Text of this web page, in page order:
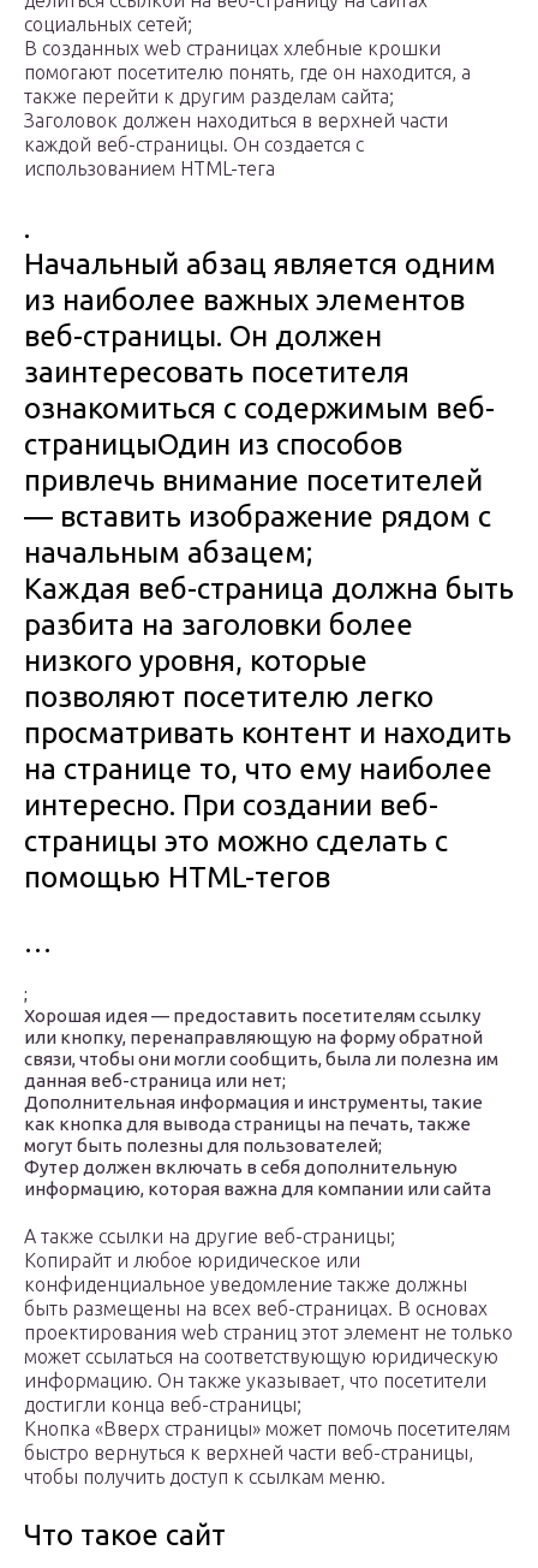
социальных сетей;
В созданных web страницах хлебные крошки
помогают посетителю понять, где он находится, а
также перейти к другим разделам сайта;
Заголовок должен находиться в верхней части
каждой веб-страницы. Он создается с
использованием HTML-тега
.
Начальный абзац является одним
из наиболее важных элементов
веб-страницы. Он должен
заинтересовать посетителя
ознакомиться с содержимым веб-
страницыОдин из способов
привлечь внимание посетителей
— вставить изображение рядом с
начальным абзацем;
Каждая веб-страница должна быть
разбита на заголовки более
низкого уровня, которые
позволяют посетителю легко
просматривать контент и находить
на странице то, что ему наиболее
интересно. При создании веб-
страницы это можно сделать с
помощью HTML-тегов
…
;
Хорошая идея — предоставить посетителям ссылку
или кнопку, перенаправляющую на форму обратной
связи, чтобы они могли сообщить, была ли полезна им
данная веб-страница или нет;
Дополнительная информация и инструменты, такие
как кнопка для вывода страницы на печать, также
могут быть полезны для пользователей;
Футер должен включать в себя дополнительную
информацию, которая важна для компании или сайта
А также ссылки на другие веб-страницы;
Копирайт и любое юридическое или
конфиденциальное уведомление также должны
быть размещены на всех веб-страницах. В основах
проектирования web страниц этот элемент не только
может ссылаться на соответствующую юридическую
информацию. Он также указывает, что посетители
достигли конца веб-страницы;
Кнопка «Вверх страницы» может помочь посетителям
быстро вернуться к верхней части веб-страницы,
чтобы получить доступ к ссылкам меню.
Что такое сайт